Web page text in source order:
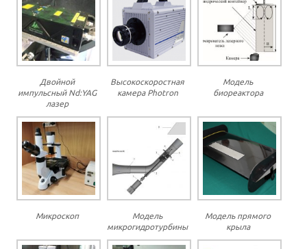
Двойной
импульсный Nd:YAG
лазер
Высокоскоростная
камера Photron
Модель
биореактора
Микроскоп
Модель
микрогидротурбины
Модель прямого
крыла